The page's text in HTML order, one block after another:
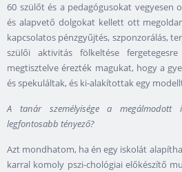
60 szülőt és a pedagógusokat vegyesen
és alapvető dolgokat kellett ott
kapcsolatos pénzgyűjtés, szponzorálás,
szülői aktivitás fölkeltése
megtisztelve érezték magukat, hogy a
és spekuláltak, és ki-alakítottak egy
A tanár személyisége a megálmodott
legfontosabb tényező?
Azt mondhatom, ha én egy iskolát
karral komoly pszi-chológiai előkészítő